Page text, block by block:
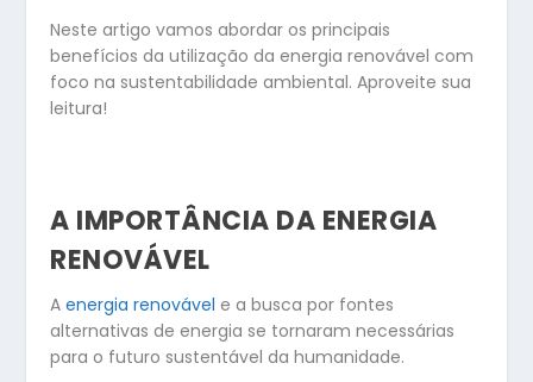
Neste artigo vamos abordar os principais
benefícios da utilização da energia renovável com
foco na sustentabilidade ambiental. Aproveite sua
leitura!
A IMPORTÂNCIA DA ENERGIA
RENOVÁVEL
Aenergia renovável e a busca por fontes
alternativas de energia se tornaram necessárias
para o futuro sustentável da humanidade.